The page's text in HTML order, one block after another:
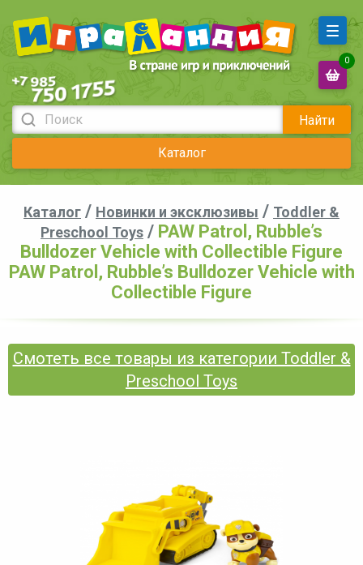
Найти
Каталог
0
Каталог / Новинки и эксклюзивы / Toddler &
Preschool Toys / PAW Patrol, Rubble’s
Bulldozer Vehicle with Collectible Figure
PAW Patrol, Rubble’s Bulldozer Vehicle with
Collectible Figure
Смотеть все товары из категории Toddler &
Preschool Toys